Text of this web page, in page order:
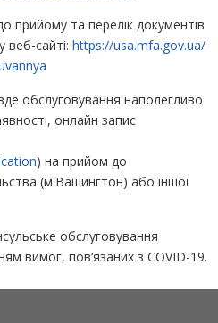
прийому та перелік документів
сайті: https://usa.mfa.gov.ua/
обслуговування наполегливо
онлайн запис
) на прийом до
(м.Вашингтон) або іншої
обслуговування
вимог, пов‘язаних з COVID-19.